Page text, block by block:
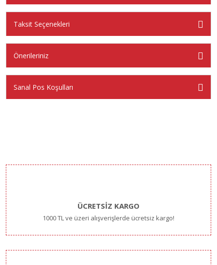
Taksit Seçenekleri
Önerileriniz
Sanal Pos Koşulları
ÜCRETSİZ KARGO
1000 TL ve üzeri alışverişlerde ücretsiz kargo!